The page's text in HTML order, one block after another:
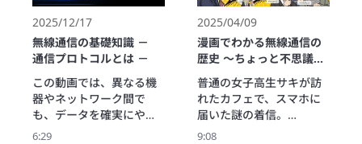
2025/12/17
無線通信の基礎知識 －
通信プロトコルとは －
この動画では、異なる機
器やネットワーク間で
も、データを確実にやり
取りするために必要な共
6:29
2025/04/09
漫画でわかる無線通信の
歴史 ～ちょっと不思議な
電波ヒストリー ～
普通の女子高生サキが訪
れたカフェで、スマホに
届いた謎の着信。
それは、マクスウェル、
9:08